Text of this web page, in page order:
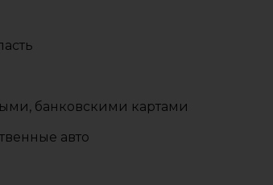
банковскими картами
авто